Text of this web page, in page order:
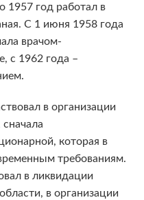
1957 год работал в
С 1 июня 1958 года
врачом-
с 1962 года –
в организации
которая в
требованиям.
в ликвидации
в организации